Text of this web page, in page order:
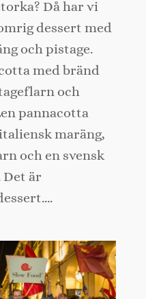
Då har vi
dessert med
och pistage.
med bränd
och
pannacotta
maräng,
och en svensk
Det är